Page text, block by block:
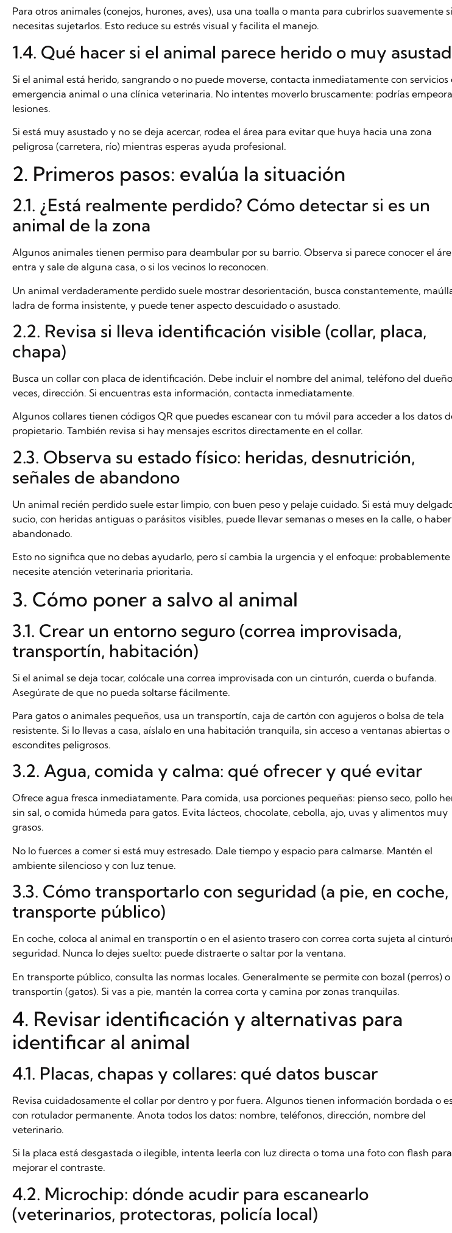
Para otros animales (conejos, hurones, aves), usa una toalla o manta para cubrirlos suavemente si
necesitas sujetarlos. Esto reduce su estrés visual y facilita el manejo.
1.4. Qué hacer si el animal parece herido o muy
Si el animal está herido, sangrando o no puede moverse, contacta inmediatamente con servicios
emergencia animal o una clínica veterinaria. No intentes moverlo bruscamente: podrías
lesiones.
Si está muy asustado y no se deja acercar, rodea el área para evitar que huya hacia una zona
peligrosa (carretera, río) mientras esperas ayuda profesional.
2. Primeros pasos: evalúa la situación
2.1. ¿Está realmente perdido? Cómo detectar si es un
animal de la zona
Algunos animales tienen permiso para deambular por su barrio. Observa si parece conocer el
entra y sale de alguna casa, o si los vecinos lo reconocen.
Un animal verdaderamente perdido suele mostrar desorientación, busca constantemente,
ladra de forma insistente, y puede tener aspecto descuidado o asustado.
2.2. Revisa si lleva identificación visible (collar, placa,
chapa)
Busca un collar con placa de identificación. Debe incluir el nombre del animal, teléfono del
veces, dirección. Si encuentras esta información, contacta inmediatamente.
Algunos collares tienen códigos QR que puedes escanear con tu móvil para acceder a los datos
propietario. También revisa si hay mensajes escritos directamente en el collar.
2.3. Observa su estado físico: heridas, desnutrición,
señales de abandono
Un animal recién perdido suele estar limpio, con buen peso y pelaje cuidado. Si está muy
sucio, con heridas antiguas o parásitos visibles, puede llevar semanas o meses en la calle, o
abandonado.
Esto no significa que no debas ayudarlo, pero sí cambia la urgencia y el enfoque: probablemente
necesite atención veterinaria prioritaria.
3. Cómo poner a salvo al animal
3.1. Crear un entorno seguro (correa improvisada,
transportín, habitación)
Si el animal se deja tocar, colócale una correa improvisada con un cinturón, cuerda o bufanda.
Asegúrate de que no pueda soltarse fácilmente.
Para gatos o animales pequeños, usa un transportín, caja de cartón con agujeros o bolsa de tela
resistente. Si lo llevas a casa, aíslalo en una habitación tranquila, sin acceso a ventanas abiertas o
escondites peligrosos.
3.2. Agua, comida y calma: qué ofrecer y qué evitar
Ofrece agua fresca inmediatamente. Para comida, usa porciones pequeñas: pienso seco, pollo
sin sal, o comida húmeda para gatos. Evita lácteos, chocolate, cebolla, ajo, uvas y alimentos muy
grasos.
No lo fuerces a comer si está muy estresado. Dale tiempo y espacio para calmarse. Mantén el
ambiente silencioso y con luz tenue.
3.3. Cómo transportarlo con seguridad (a pie, en coche,
transporte público)
En coche, coloca al animal en transportín o en el asiento trasero con correa corta sujeta al
seguridad. Nunca lo dejes suelto: puede distraerte o saltar por la ventana.
En transporte público, consulta las normas locales. Generalmente se permite con bozal (perros) o
transportín (gatos). Si vas a pie, mantén la correa corta y camina por zonas tranquilas.
4. Revisar identificación y alternativas para
identificar al animal
4.1. Placas, chapas y collares: qué datos buscar
Revisa cuidadosamente el collar por dentro y por fuera. Algunos tienen información bordada o
con rotulador permanente. Anota todos los datos: nombre, teléfonos, dirección, nombre del
veterinario.
Si la placa está desgastada o ilegible, intenta leerla con luz directa o toma una foto con flash para
mejorar el contraste.
4.2. Microchip: dónde acudir para escanearlo
(veterinarios, protectoras, policía local)